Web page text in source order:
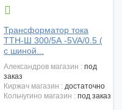

Трансформатор тока
ТТН-Ш 300/5А -5VA/0.5 (
с шиной...
александров магазин : под
заказ
киржач магазин : достаточно
кольчугино магазин : под заказ